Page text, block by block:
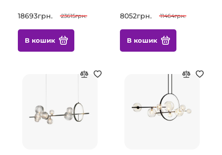
18693грн. 23615грн.
В кошик
8052грн. 11464грн.
В кошик